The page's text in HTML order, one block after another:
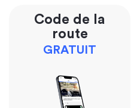
Code de la
route
GRATUIT